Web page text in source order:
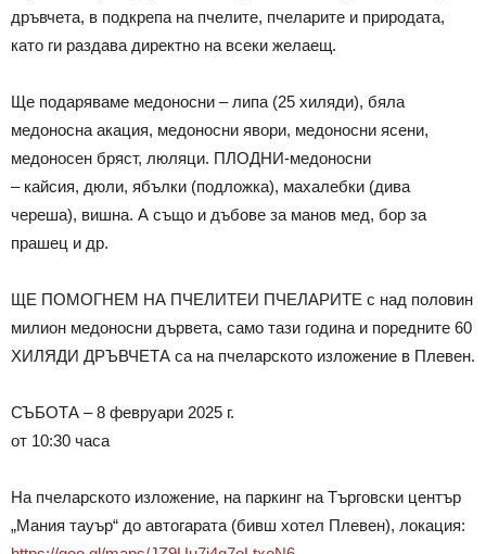
дръвчета, в подкрепа на пчелите, пчеларите и природата,
като ги раздава директно на всеки желаещ.
Ще подаряваме медоносни – липа (25 хиляди), бяла
медоносна акация, медоносни явори, медоносни ясени,
медоносен бряст, люляци. ПЛОДНИ-медоносни
– кайсия, дюли, ябълки (подложка), махалебки (дива
череша), вишна. А също и дъбове за манов мед, бор за
прашец и др.
ЩЕ ПОМОГНЕМ НА ПЧЕЛИТЕИ ПЧЕЛАРИТЕ с над половин
милион медоносни дървета, само тази година и поредните 60
ХИЛЯДИ ДРЪВЧЕТА са на пчеларското изложение в Плевен.
СЪБОТА – 8 февруари 2025 г.
от 10:30 часа
На пчеларското изложение, на паркинг на Търговски център
„Мания тауър“ до автогарата (бивш хотел Плевен), локация: